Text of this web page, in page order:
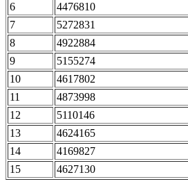
6 4476810
7 5272831
8 4922884
9 5155274
10 4617802
11 4873998
12 5110146
13 4624165
14 4169827
15 4627130